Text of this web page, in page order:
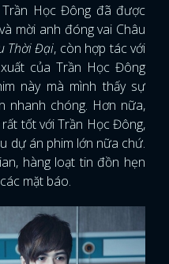
Học Đông đã được
mời anh đóng vai Châu
Thời Đại, còn hợp tác với
của Trần Học Đông
này mà mình thấy sự
nhanh chóng. Hơn nữa,
tốt với Trần Học Đông,
dự án phim lớn nữa chứ.
hàng loạt tin đồn hẹn
mặt báo.